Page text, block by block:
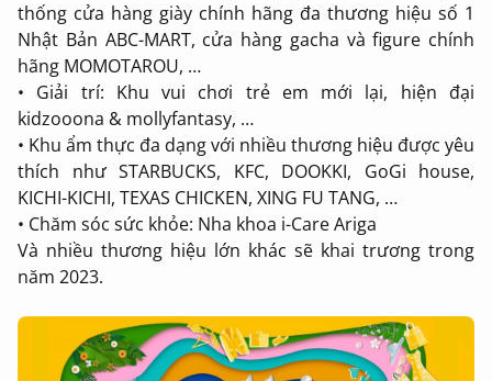
thống cửa hàng giày chính hãng đa thương hiệu số 1
Nhật Bản ABC-MART, cửa hàng gacha và figure chính
hãng MOMOTAROU, …
• Giải trí: Khu vui chơi trẻ em mới lại, hiện đại
kidzooona & mollyfantasy, …
• Khu ẩm thực đa dạng với nhiều thương hiệu được yêu
thích như STARBUCKS, KFC, DOOKKI, GoGi house,
KICHI-KICHI, TEXAS CHICKEN, XING FU TANG, …
• Chăm sóc sức khỏe: Nha khoa i-Care Ariga
Và nhiều thương hiệu lớn khác sẽ khai trương trong
năm 2023.